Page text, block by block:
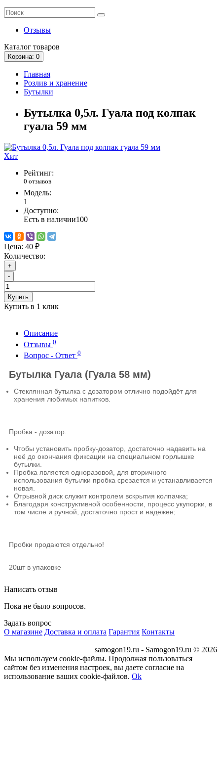
Отзывы
Каталог товаров
Корзина: 0
Главная
Розлив и хранение
Бутылки
Бутылка 0,5л. Гуала под колпак
гуала 59 мм
Хит
Рейтинг:
0 отзывов
Модель:
1
Доступно:
Есть в наличии100
Цена: 40 ₽
Количество:
+
-
Купить
Купить в 1 клик
Описание
Отзывы 0
Вопрос - Ответ 0
Бутылка Гуала (Гуала 58 мм)
Стеклянная бутылка с дозатором отлично подойдёт для
хранения любимых напитков.
Пробка - дозатор:
Чтобы установить пробку-дозатор, достаточно надавить на
неё до окончания фиксации на специальном горлышке
бутылки.​
Пробка является одноразовой, для вторичного
использования бутылки пробка срезается и устанавливается
новая.
Отрывной диск служит контролем вскрытия колпачка;
Благодаря конструктивной особенности, процесс укупорки, в
том числе и ручной, достаточно прост и надежен;
Пробки продаются отдельно!
20шт в упаковке
Написать отзыв
Пока не было вопросов.
Задать вопрос
О магазине Доставка и оплата Гарантия Контакты
samogon19.ru - Samogon19.ru © 2026
Мы используем cookie-файлы. Продолжая пользоваться
сайтом без изменения настроек, вы даете согласие на
использование ваших cookie-файлов. Ok